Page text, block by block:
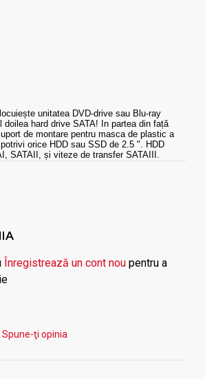
unitatea DVD-drive sau Blu-ray
doilea hard drive SATA! In partea din față
de montare pentru masca de plastic a
orice HDD sau SSD de 2.5 ". HDD
SATAII, și viteze de transfer SATAIII.
de plastic pentru a absorbi zgomotul și
hard disk sau SSD max. 1TB (1.000 GB)
(6Gbps max.)
Înregistrează un cont nou pentru a
Spune-ţi opinia